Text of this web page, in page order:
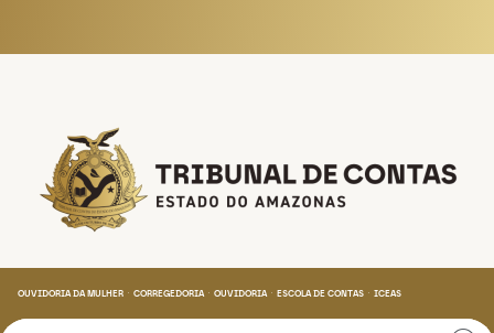
OUVIDORIA DA MULHER CORREGEDORIA OUVIDORIA ESCOLA DE CONTAS ICEAS